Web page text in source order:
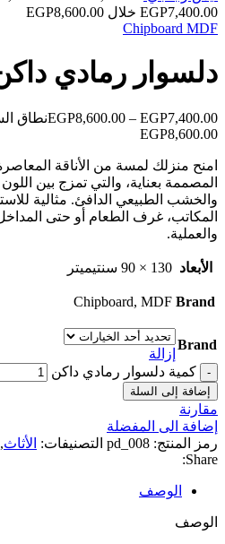
Chipboard MDF
دلسوار رمادي
EGP7,400.00
–
EGP8,600.00
امنح منزلك لمسة من الأناقة
المصممة بعناية، والتي تمزج بين
والخشب الطبيعي الدافئ. مثالية
المكاتب، غرف الطعام أو حتى
والعملية.
الأبعاد 130 × 90 سنتيميتر
Brand
Chipboard, MDF
Brand
إزالة
كمية دلسوار رمادي داكن
إضافة إلى السلة
مقارنة
إضافة الى المفضلة
رمز المنتج: pd_008 التصنيفات: الأثاث,
Share:
الوصف
الوصف